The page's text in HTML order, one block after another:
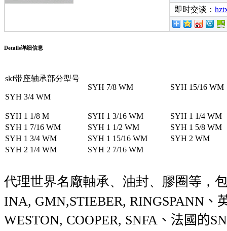
即时交谈：
Details详细信息
skf带座轴承部分型号
SYH 3/4 WM
SYH 7/8 WM SYH 15/16 WM
SYH 1 1/8 M SYH 1 3/16 WM
SYH 1 1/4 WM
SYH 1 7/16 WM
SYH 1 1/2 WM
SYH 1 5/8 WM
SYH 1 3/4 WM
SYH 1 15/16 WM
SYH 2 WM
SYH 2 1/4 WM
SYH 2 7/16 WM
代理世界名廠軸承、油封、膠圈等，
INA, GMN,STIEBER, RINGSPANN 、
WESTON, COOPER, SNFA 、法國的